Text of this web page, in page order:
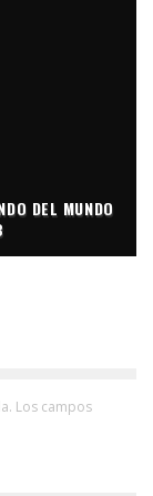
DEL MUNDO
Los campos